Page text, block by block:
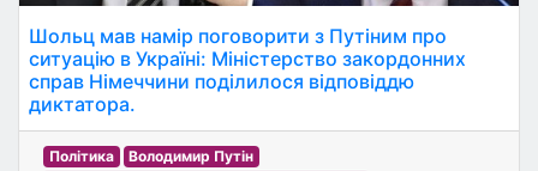
Шольц мав намір поговорити з Путіним про
ситуацію в Україні: Міністерство закордонних
справ Німеччини поділилося відповіддю
диктатора.
Політика
Володимир Путін